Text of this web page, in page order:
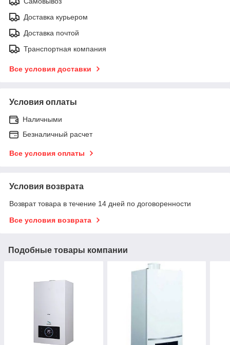
Доставка курьером
Доставка почтой
Транспортная компания
Все условия доставки
Условия оплаты
Наличными
Безналичный расчет
Все условия оплаты
Условия возврата
Возврат товара в течение 14 дней по договоренности
Все условия возврата
Подобные товары компании